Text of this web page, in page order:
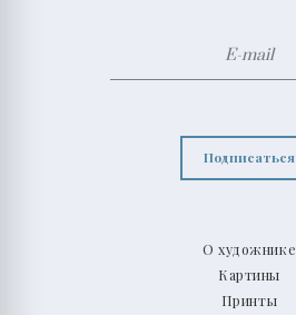
О художнике
Картины
Принты
Подписаться